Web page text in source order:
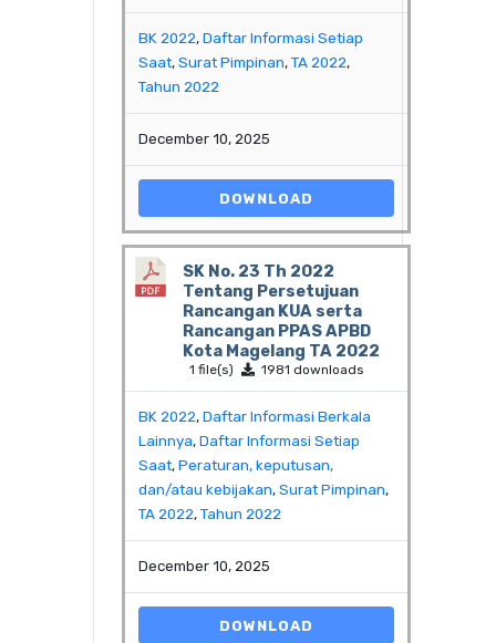
BK 2022, Daftar Informasi Setiap
Saat, Surat Pimpinan, TA 2022,
Tahun 2022
December 10, 2025
DOWNLOAD
SK No. 23 Th 2022
Tentang Persetujuan
Rancangan KUA serta
Rancangan PPAS APBD
Kota Magelang TA 2022
1 file(s) 1981 downloads
BK 2022, Daftar Informasi Berkala
Lainnya, Daftar Informasi Setiap
Saat, Peraturan, keputusan,
dan/atau kebijakan, Surat Pimpinan,
TA 2022, Tahun 2022
December 10, 2025
DOWNLOAD